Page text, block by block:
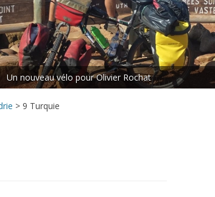
CHUTES
CAP
CAP – MAKOUA
– ACCRA
– DANANÉ
Rejoins le peloton.
> 9 Turquie